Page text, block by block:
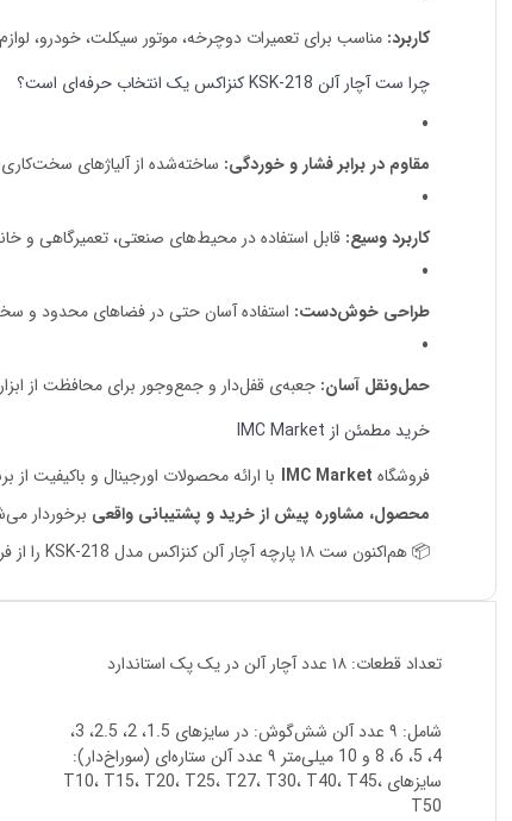
کاربرد: مناسب برای تعمیرات دوچرخه، موتور سیکلت، خودرو،
چرا ست آچار آلن KSK-218 کنزاکس یک انتخاب حرفه‌ای است؟
مقاوم در برابر فشار و خوردگی: ساخته‌شده از آلیاژهای
کاربرد وسیع: قابل استفاده در محیط‌های صنعتی، تعمیرگاهی و
طراحی خوش‌دست: استفاده آسان حتی در فضاهای محدود و
حمل‌ونقل آسان: جعبه‌ی قفل‌دار و جمع‌وجور برای محافظت از
خرید مطمئن از IMC Market
فروشگاه IMC Market با ارائه محصولات اورجینال و باکیفیت از
محصول، مشاوره پیش از خرید و پشتیبانی واقعی برخوردار
📦 هم‌اکنون ست ۱۸ پارچه آچار آلن کنزاکس مدل KSK-218 را از فروشگاه اینترنتی
تعداد قطعات: ۱۸ عدد آچار آلن در یک پک استاندارد
شامل: ۹ عدد آلن شش‌گوش: در سایزهای 1.5، 2، 2.5، 3،
4، 5، 6، 8 و 10 میلی‌متر ۹ عدد آلن ستاره‌ای (سوراخ‌دار):
سایزهای T10، T15، T20، T25، T27، T30، T40، T45،
T50